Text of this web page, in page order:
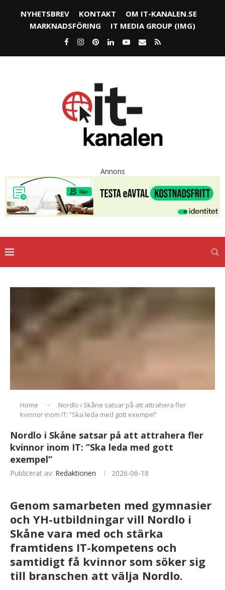
NYHETSBREV KONTAKT
OM IT-KANALEN.SE
MARKNADSFÖRING
IT MEDIA GROUP (IMG)
Annons
Home -
Nordlo i Skåne satsar på att attrahera fler
kvinnor inom IT: ”Ska leda med gott exempel”
Nordlo i Skåne satsar på att attrahera fler
kvinnor inom IT: ”Ska leda med gott
exempel”
Publicerat av: Redaktionen 2026-06-18
Genom samarbeten med gymnasier
och YH-utbildningar vill Nordlo i
Skåne vara med och stärka
framtidens IT-kompetens och
samtidigt få kvinnor som söker sig
till branschen att välja Nordlo.